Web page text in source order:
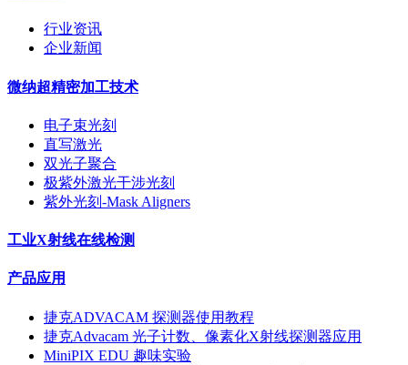
行业资讯
企业新闻
微纳超精密加工技术
电子束光刻
直写激光
双光子聚合
极紫外激光干涉光刻
紫外光刻-Mask Aligners
工业X射线在线检测
产品应用
捷克ADVACAM 探测器使用教程
捷克Advacam 光子计数、像素化X射线探测器应用
MiniPIX EDU 趣味实验